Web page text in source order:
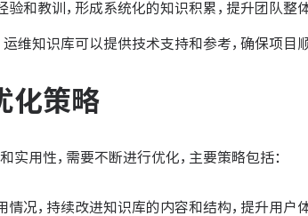
和教训，形成系统化的知识积累，提升团队整体
维知识库可以提供技术支持和参考，确保项目
化策略
用性，需要不断进行优化，主要策略包括：
况，持续改进知识库的内容和结构，提升用户体